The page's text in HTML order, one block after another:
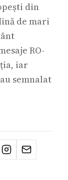
din
de mari
RO-
iar
semnalat